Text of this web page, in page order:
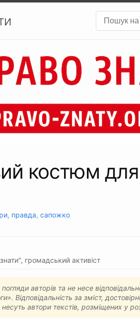
костюм для
, правда, сапожко
громадський активіст
авторів та не несе
Відповідальність за зміст,
автори текстів, розміщених у